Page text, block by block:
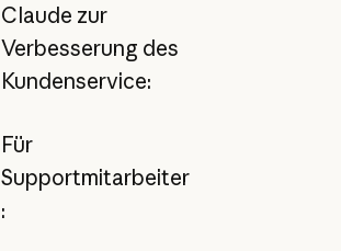
Claude zur
Verbesserung des
Kundenservice:
Für
Supportmitarbeiter
: